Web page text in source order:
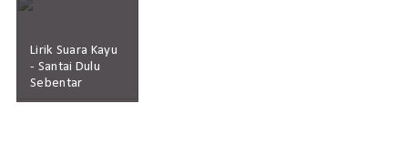
Lirik Suara Kayu
- Santai Dulu
Sebentar